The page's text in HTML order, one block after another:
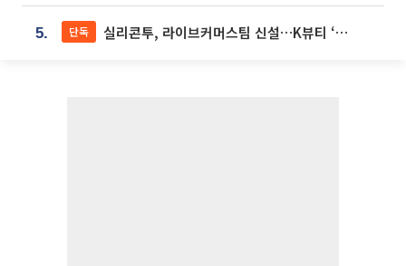
5. 단독 실리콘투, 라이브커머스팀 신설…K뷰티 ‘글로벌 판매망’ 확대[K뷰티 라방戰]